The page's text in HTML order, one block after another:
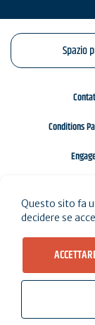
Spazio
Conditions
Questo sito fa
decidere se